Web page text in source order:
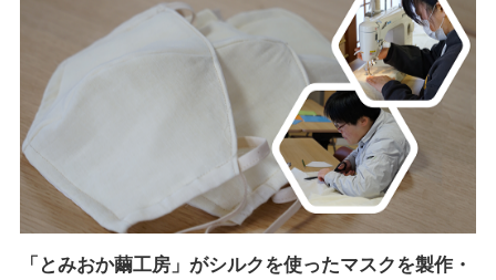
「とみおか繭工房」がシルクを使ったマスクを製作・